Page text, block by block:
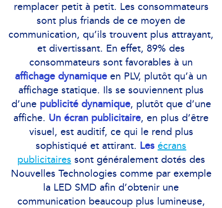
remplacer petit à petit. Les consommateurs
sont plus friands de ce moyen de
communication, qu’ils trouvent plus attrayant,
et divertissant. En effet, 89% des
consommateurs sont favorables à un
affichage dynamique en PLV, plutôt qu’à un
affichage statique. Ils se souviennent plus
d’une publicité dynamique, plutôt que d’une
affiche. Un écran publicitaire, en plus d’être
visuel, est auditif, ce qui le rend plus
sophistiqué et attirant. Les écrans
publicitaires sont généralement dotés des
Nouvelles Technologies comme par exemple
la LED SMD afin d’obtenir une
communication beaucoup plus lumineuse,